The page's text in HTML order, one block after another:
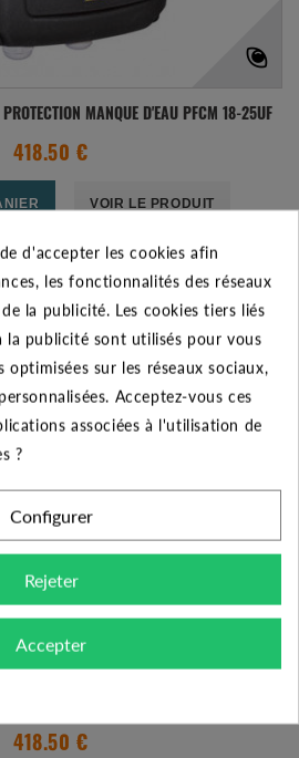
PROTECTION MANQUE D'EAU PFCM 18-25UF
418.50 €
VOIR LE PRODUIT
sous 48-72h
Ajouter au comparateur
418.50 €
d'accepter les cookies afin
les fonctionnalités des réseaux
la publicité. Les cookies tiers liés
la publicité sont utilisés pour vous
sur les réseaux sociaux,
Acceptez-vous ces
associées à l'utilisation de
?
Configurer
Rejeter
Accepter